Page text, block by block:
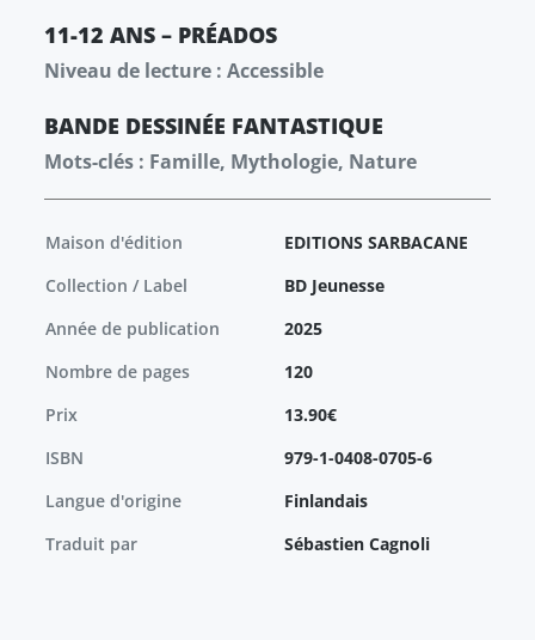
11-12 ANS – PRÉADOS
Niveau de lecture : Accessible
BANDE DESSINÉE FANTASTIQUE
Mots-clés : Famille, Mythologie, Nature
Maison d'édition
EDITIONS SARBACANE
Collection / Label
BD Jeunesse
Année de publication
2025
Nombre de pages
120
Prix
13.90€
ISBN
979-1-0408-0705-6
Langue d'origine
Finlandais
Traduit par
Sébastien Cagnoli